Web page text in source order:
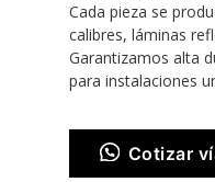
Cada pieza se
calibres, láminas
Garantizamos alta
para instalaciones
Cotizar